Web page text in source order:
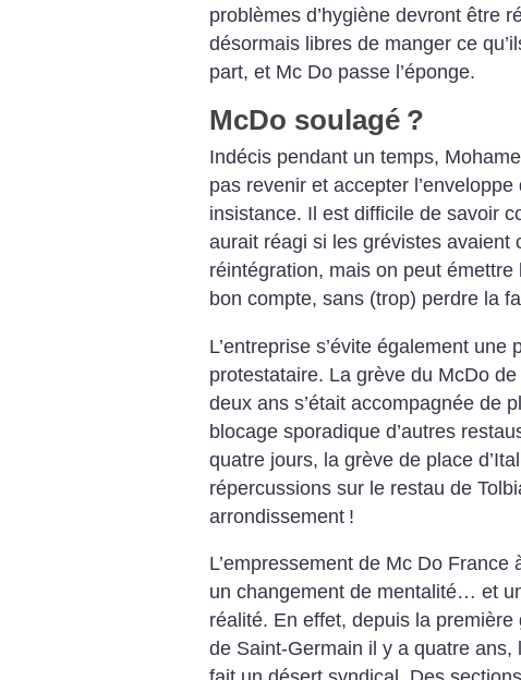
problèmes d’hygiène devront être
désormais libres de manger ce
part, et Mc Do passe l’éponge.
McDo soulagé ?
Indécis pendant un temps,
pas revenir et accepter
insistance. Il est difficile de savoir
aurait réagi si les grévistes avaient
réintégration, mais on peut émettre
bon compte, sans (trop) perdre la
L’entreprise s’évite également une
protestataire. La grève du McDo
deux ans s’était accompagnée de
blocage sporadique d’autres
quatre jours, la grève de place
répercussions sur le restau de
arrondissement !
L’empressement de Mc Do
un changement de mentalité… et
réalité. En effet, depuis la
de Saint-Germain il y a quatre ans,